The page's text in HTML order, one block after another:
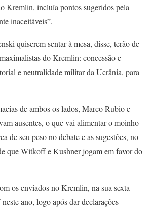
Kremlin, incluía pontos sugeridos pela
inaceitáveis”.
quiserem sentar à mesa, disse, terão de
do Kremlin: concessão e
e neutralidade militar da Ucrânia, para
de ambos os lados, Marco Rubio e
ausentes, o que vai alimentar o moinho
de seu peso no debate e as sugestões, no
que Witkoff e Kushner jogam em favor do
os enviados no Kremlin, na sua sexta
ano, logo após dar declarações